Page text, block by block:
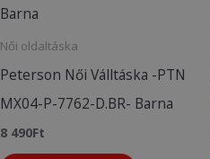
Női oldaltáska
Peterson Női Válltáska -PTN
MX04-P-7762-D.BR- Barna
8 490Ft